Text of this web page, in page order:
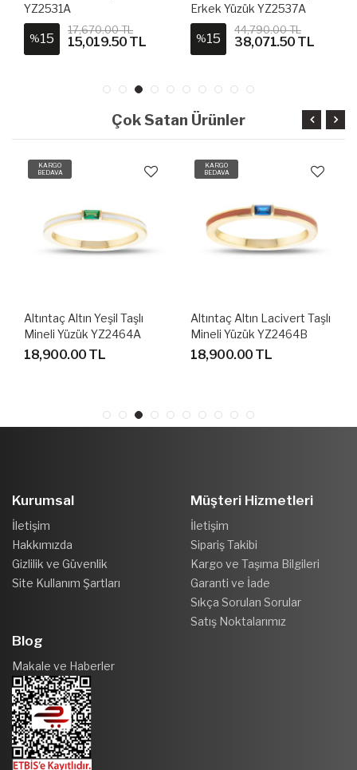
YZ2531A
%15
17,670.00 TL
15,019.50 TL
Erkek Yüzük YZ2537A
%15
44,790.00 TL
38,071.50 TL
Çok Satan Ürünler
KARGO
BEDAVA
Altıntaç Altın Yeşil Taşlı
Mineli Yüzük YZ2464A
18,900.00 TL
KARGO
BEDAVA
Altıntaç Altın Lacivert Taşlı
Mineli Yüzük YZ2464B
18,900.00 TL
Kurumsal
İletişim
Hakkımızda
Gizlilik ve Güvenlik
Site Kullanım Şartları
Müşteri Hizmetleri
İletişim
Sipariş Takibi
Kargo ve Taşıma Bilgileri
Garanti ve İade
Sıkça Sorulan Sorular
Satış Noktalarımız
Blog
Makale ve Haberler